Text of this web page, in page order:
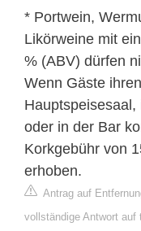
* Portwein,
Likörweine mit
% (ABV) dürfen
Wenn Gäste
oder in der Bar
Korkgebühr von
erhoben.
Antrag auf
vollständige Antwort auf